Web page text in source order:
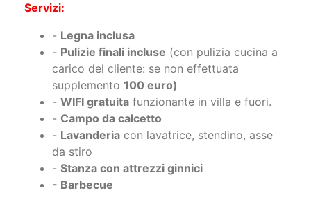
Servizi:
- Legna inclusa
- Pulizie finali incluse (con pulizia cucina a
carico del cliente: se non effettuata
supplemento 100 euro)
- WIFI gratuita funzionante in villa e fuori.
- Campo da calcetto
- Lavanderia con lavatrice, stendino, asse
da stiro
- Stanza con attrezzi ginnici
- Barbecue